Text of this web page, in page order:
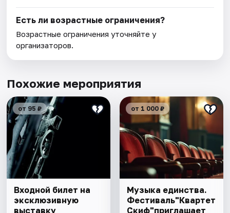
Есть ли возрастные ограничения?
Возрастные ограничения уточняйте у
организаторов.
Похожие мероприятия
от 95 ₽
Входной билет на
эксклюзивную
выставку
от 1 000 ₽
Музыка единства.
Фестиваль"Квартет
Скиф"приглашает